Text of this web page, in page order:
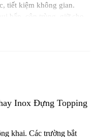
tiết kiệm không gian.
bẩn, côn trùng, giữ cho
topping, gia vị một cách
khi di chuyển, dễ dàng
diện tích tủ lạnh, ngăn
Inox Đựng Topping
khai. Các trường bắt